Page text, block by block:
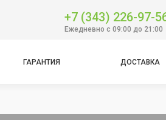
+7 (343) 226-97-
Ежедневно с 09:00 до 21:00
ГАРАНТИЯ ДОСТАВКА